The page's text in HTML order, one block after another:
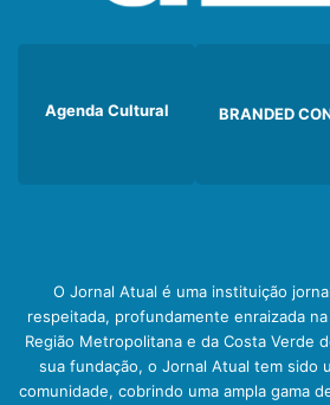
Agenda Cultural BRANDED
O Jornal Atual é uma instituição
respeitada, profundamente enraizada
Região Metropolitana e da Costa Verde
sua fundação, o Jornal Atual tem sido
comunidade, cobrindo uma ampla gama